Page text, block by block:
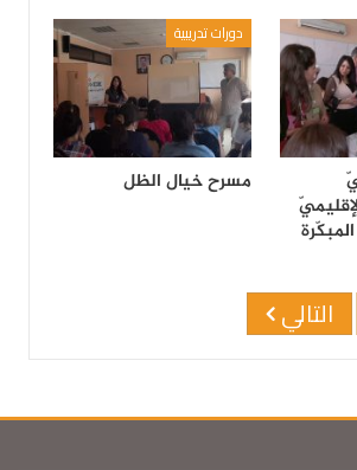
دورات تدريبية
مسرح خيال الظل
التالي